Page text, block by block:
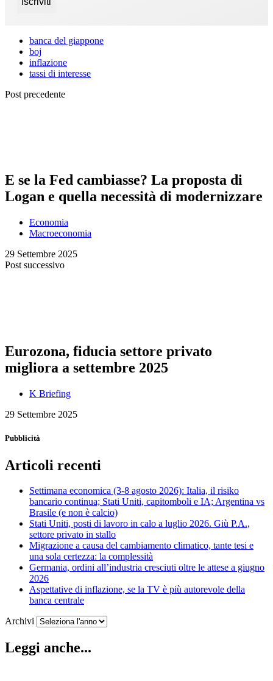
banca del giappone
boj
inflazione
tassi di interesse
Post precedente
E se la Fed cambiasse? La proposta di
Logan e quella necessità di modernizzare
Economia
Macroeconomia
29 Settembre 2025
Post successivo
Eurozona, fiducia settore privato
migliora a settembre 2025
K Briefing
29 Settembre 2025
Pubblicità
Articoli recenti
Settimana economica (3-8 agosto 2026): Italia, il risiko
bancario continua; Stati Uniti, capitomboli e IA; Argentina vs
Brasile (e non è calcio)
Stati Uniti, posti di lavoro in calo a luglio 2026. Giù P.A.,
settore privato in stallo
Migrazione a causa del cambiamento climatico, tante tesi e
una sola certezza: la complessità
Germania, ordini all’industria cresciuti oltre le attese a giugno
2026
Aspettative di inflazione, se la TV è più autorevole della
banca centrale
Archivi
Leggi anche...